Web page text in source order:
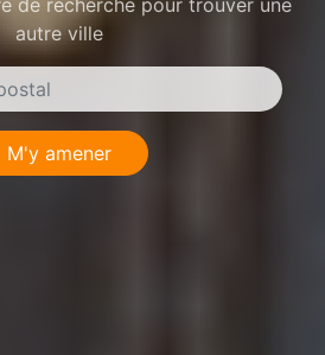
de recherche pour trouver une
autre ville
M'y amener